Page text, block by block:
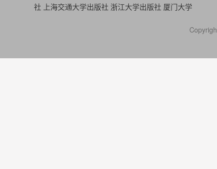
社 上海交通大学出版社 浙江大学出版社 厦门大学